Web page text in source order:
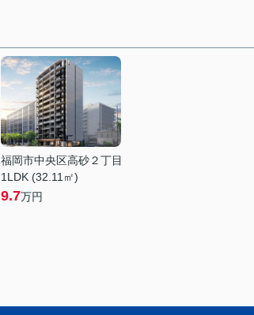
福岡市中央区高砂２丁目
1LDK (32.11㎡)
9.7万円